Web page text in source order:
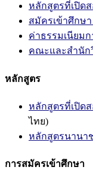
หลักสูตรที่เปิด
สมัครเข้าศึกษา
ค่าธรรมเนียม
คณะและสำนัก
หลักสูตร
หลักสูตรที่เปิด
ไทย)
หลักสูตรนานา
การสมัครเข้าศึกษา